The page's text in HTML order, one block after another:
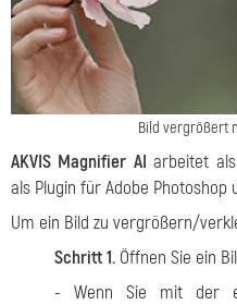
Bild vergrößert
AKVIS Magnifier AI arbeitet
als Plugin für Adobe Photoshop
Um ein Bild zu vergrößern/
Schritt 1. Öffnen Sie ein
- Wenn Sie mit der